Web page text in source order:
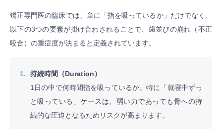
矯正専門医の臨床では、単に「指を吸っているか」だけでなく、
以下の3つの要素が掛け合わされることで、歯並びの崩れ（不正
咬合）の重症度が決まると定義されています。
持続時間（Duration）
1日の中で何時間指を吸っているか。特に「就寝中ずっ
と吸っている」ケースは、弱い力であっても骨への持
続的な圧迫となるためリスクが高まります。